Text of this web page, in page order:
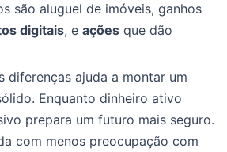
são aluguel de imóveis, ganhos
digitais, e ações que dão
diferenças ajuda a montar um
Enquanto dinheiro ativo
prepara um futuro mais seguro.
com menos preocupação com